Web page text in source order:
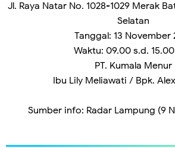
Jl. Raya Natar No. 1028-1029 Merak
Selatan
Tanggal: 13 November
Waktu: 09.00 s.d. 15.00
PT. Kumala Menur
Ibu Lily Meliawati / Bpk.
Sumber info: Radar Lampung (9